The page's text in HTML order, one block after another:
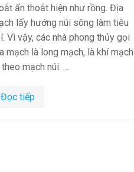
ẩn thoắt hiện như rồng. Địa
lấy hướng núi sông làm tiêu
Vì vậy, các nhà phong thủy gọi
mạch là long mạch, là khí mạch
mạch núi. …
Đọc tiếp